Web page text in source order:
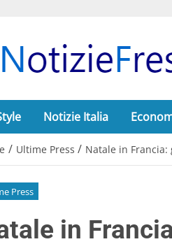
Notizie Italia
/ Ultime Press / Natale in
Press
in